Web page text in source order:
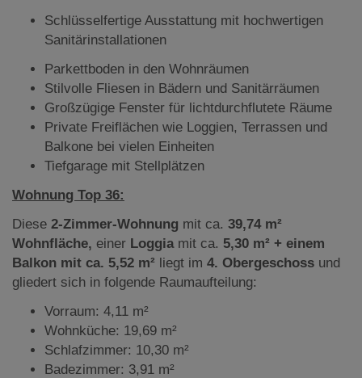
Schlüsselfertige Ausstattung mit hochwertigen
Sanitärinstallationen
Parkettboden in den Wohnräumen
Stilvolle Fliesen in Bädern und Sanitärräumen
Großzügige Fenster für lichtdurchflutete Räume
Private Freiflächen wie Loggien, Terrassen und
Balkone bei vielen Einheiten
Tiefgarage mit Stellplätzen
Wohnung Top 36:
Diese 2-Zimmer-Wohnung mit ca. 39,74 m²
Wohnfläche, einer Loggia mit ca. 5,30 m² + einem
Balkon mit ca. 5,52 m² liegt im 4. Obergeschoss und
gliedert sich in folgende Raumaufteilung:
Vorraum: 4,11 m²
Wohnküche: 19,69 m²
Schlafzimmer: 10,30 m²
Badezimmer: 3,91 m²